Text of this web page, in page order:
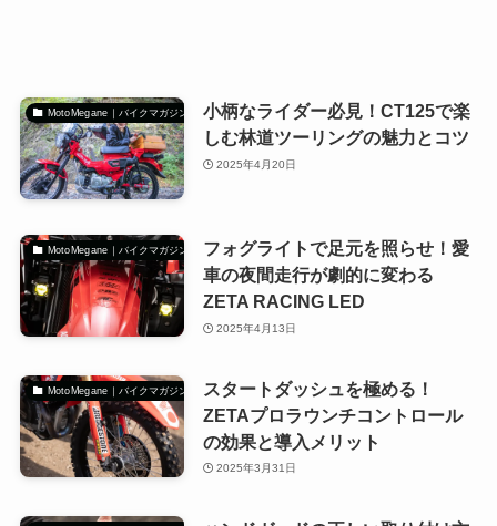
MotoMegane｜バイクマガジン
小柄なライダー必見！CT125で楽
しむ林道ツーリングの魅力とコツ
2025年4月20日
MotoMegane｜バイクマガジン
フォグライトで足元を照らせ！愛
車の夜間走行が劇的に変わる
ZETA RACING LED
2025年4月13日
MotoMegane｜バイクマガジン
スタートダッシュを極める！
ZETAプロラウンチコントロール
の効果と導入メリット
2025年3月31日